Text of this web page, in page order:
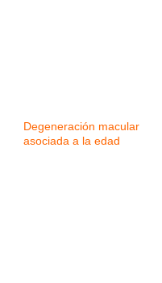
Degeneración macular
asociada a la edad